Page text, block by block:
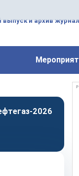
выпуск и архив
2026